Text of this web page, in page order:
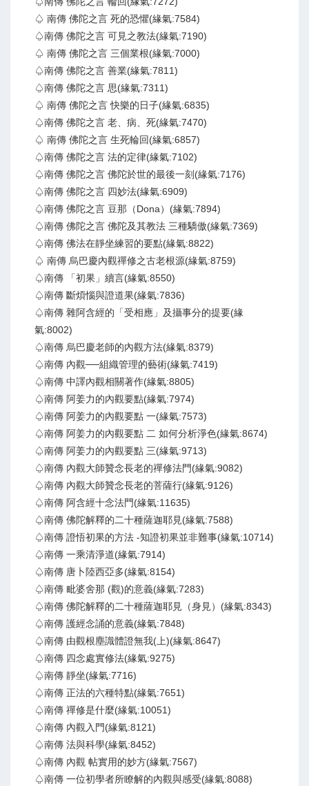
♤ 南傳 佛陀之言 死的恐懼(緣氣:7584)
♤南傳 佛陀之言 可見之教法(緣氣:7190)
♤ 南傳 佛陀之言 三個業根(緣氣:7000)
♤南傳 佛陀之言 善業(緣氣:7811)
♤南傳 佛陀之言 思(緣氣:7311)
♤ 南傳 佛陀之言 快樂的日子(緣氣:6835)
♤南傳 佛陀之言 老、病、死(緣氣:7470)
♤ 南傳 佛陀之言 生死輪回(緣氣:6857)
♤南傳 佛陀之言 法的定律(緣氣:7102)
♤南傳 佛陀之言 佛陀於世的最後一刻(緣氣:7176)
♤南傳 佛陀之言 四妙法(緣氣:6909)
♤南傳 佛陀之言 豆那（Dona）(緣氣:7894)
♤南傳 佛陀之言 佛陀及其教法 三種驕傲(緣氣:7369)
♤南傳 佛法在靜坐練習的要點(緣氣:8822)
♤ 南傳 烏巴慶內觀禪修之古老根源(緣氣:8759)
♤南傳 「初果」續言(緣氣:8550)
♤南傳 斷煩惱與證道果(緣氣:7836)
♤南傳 雜阿含經的「受相應」及攝事分的提要(緣
氣:8002)
♤南傳 烏巴慶老師的內觀方法(緣氣:8379)
♤南傳 內觀──組織管理的藝術(緣氣:7419)
♤南傳 中譯內觀相關著作(緣氣:8805)
♤南傳 阿姜力的內觀要點(緣氣:7974)
♤南傳 阿姜力的內觀要點 一(緣氣:7573)
♤南傳 阿姜力的內觀要點 二 如何分析淨色(緣氣:8674)
♤南傳 阿姜力的內觀要點 三(緣氣:9713)
♤南傳 內觀大師贊念長老的禪修法門(緣氣:9082)
♤南傳 內觀大師贊念長老的菩薩行(緣氣:9126)
♤南傳 阿含經十念法門(緣氣:11635)
♤南傳 佛陀解釋的二十種薩迦耶見(緣氣:7588)
♤南傳 證悟初果的方法 -知證初果並非難事(緣氣:10714)
♤南傳 一乘清淨道(緣氣:7914)
♤南傳 唐卜陸西亞多(緣氣:8154)
♤南傳 毗婆舍那 (觀)的意義(緣氣:7283)
♤南傳 佛陀解釋的二十種薩迦耶見（身見）(緣氣:8343)
♤南傳 護經念誦的意義(緣氣:7848)
♤南傳 由觀根塵識體證無我(上)(緣氣:8647)
♤南傳 四念處實修法(緣氣:9275)
♤南傳 靜坐(緣氣:7716)
♤南傳 正法的六種特點(緣氣:7651)
♤南傳 禪修是什麼(緣氣:10051)
♤南傳 內觀入門(緣氣:8121)
♤南傳 法與科學(緣氣:8452)
♤南傳 內觀 帖實用的妙方(緣氣:7567)
♤南傳 一位初學者所瞭解的內觀與感受(緣氣:8088)